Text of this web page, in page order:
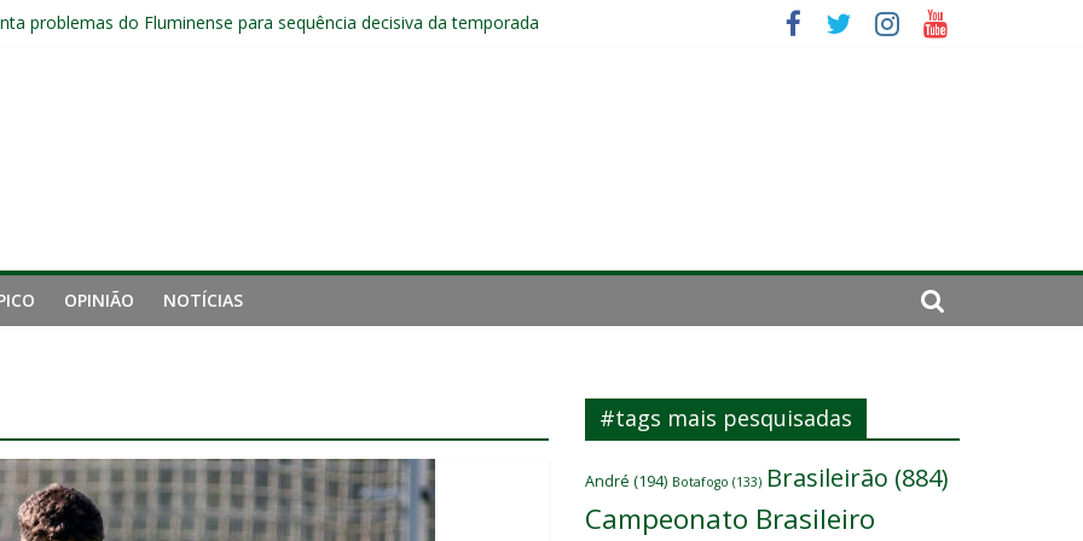
problemas do Fluminense para sequência decisiva da temporada
de gigantes da Inglaterra; Fluminense possui 10% dos direitos econômicos do atacante
fechar sede de Laranjeiras a partir das 12h desta sexta
OPINIÃO NOTÍCIAS
#tags mais pesquisadas
André (194) Botafogo (133) Brasileirão (884)
Campeonato Brasileiro